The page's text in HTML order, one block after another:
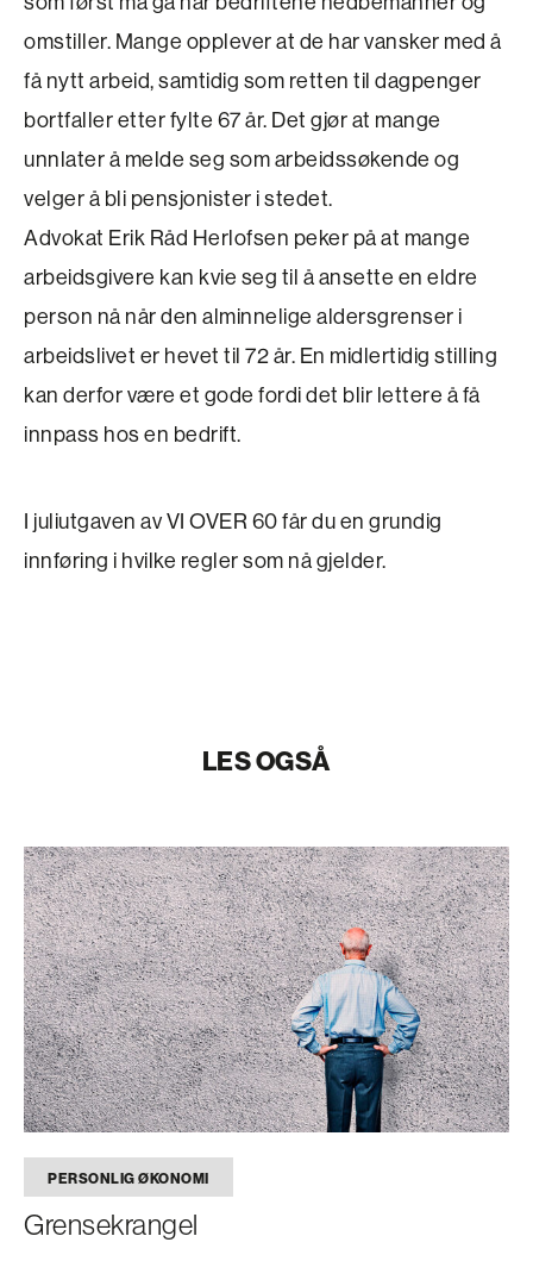
omstiller. Mange opplever at de har vansker med å
få nytt arbeid, samtidig som retten til dagpenger
bortfaller etter fylte 67 år. Det gjør at mange
unnlater å melde seg som arbeidssøkende og
velger å bli pensjonister i stedet.
Advokat Erik Råd Herlofsen peker på at mange
arbeidsgivere kan kvie seg til å ansette en eldre
person nå når den alminnelige aldersgrenser i
arbeidslivet er hevet til 72 år. En midlertidig stilling
kan derfor være et gode fordi det blir lettere å få
innpass hos en bedrift.
I juliutgaven av VI OVER 60 får du en grundig
innføring i hvilke regler som nå gjelder.
LES OGSÅ
PERSONLIG ØKONOMI
Grensekrangel